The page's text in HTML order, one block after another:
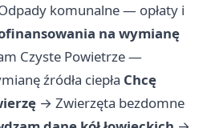
komunalne — opłaty i
na wymianę
Czyste Powietrze —
źródła ciepła Chcę
→ Zwierzęta bezdomne